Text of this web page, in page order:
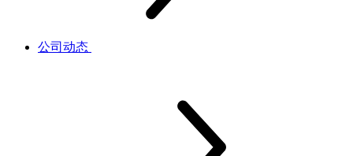
公司动态